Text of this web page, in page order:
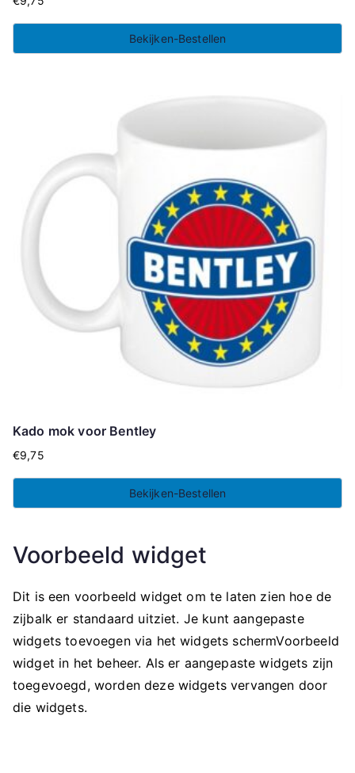
Bekijken-Bestellen
Kado mok voor Bentley
€9,75
Bekijken-Bestellen
Voorbeeld widget
Dit is een voorbeeld widget om te laten zien hoe de
zijbalk er standaard uitziet. Je kunt aangepaste
widgets toevoegen via het widgets schermVoorbeeld
widget in het beheer. Als er aangepaste widgets zijn
toegevoegd, worden deze widgets vervangen door
die widgets.